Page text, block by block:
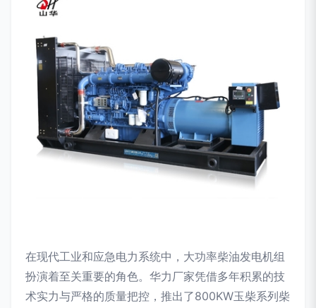
在现代工业和应急电力系统中，大功率柴油发电机组
扮演着至关重要的角色。华力厂家凭借多年积累的技
术实力与严格的质量把控，推出了800KW玉柴系列柴